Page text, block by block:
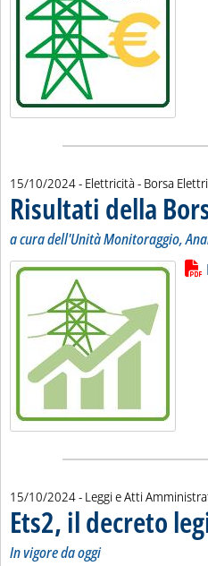
15/10/2024- Elettricità - Borsa
Risultati della
a cura dell'Unità Monitoraggio,
Lista allegati PDF alla
15/10/2024- Leggi e Atti
Ets2, il decreto
In vigore da oggi